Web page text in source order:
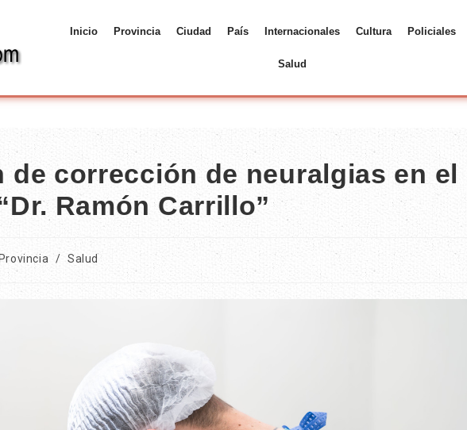
Inicio Provincia Ciudad País Internacionales Cultura Policiales
Salud
de corrección de neuralgias en el
Ramón Carrillo”
Provincia / Salud